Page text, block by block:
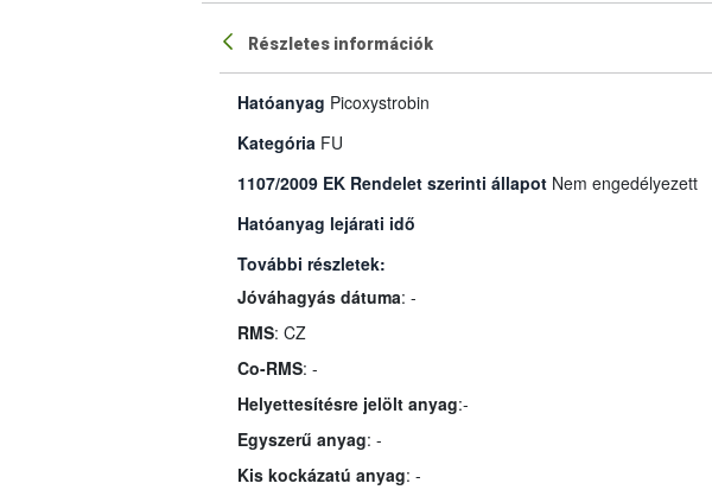
Részletes információk
Hatóanyag Picoxystrobin
Kategória FU
1107/2009 EK Rendelet szerinti állapot Nem engedélyezett
Hatóanyag lejárati idő
További részletek:
Jóváhagyás dátuma: -
RMS: CZ
Co-RMS: -
Helyettesítésre jelölt anyag:-
Egyszerű anyag: -
Kis kockázatú anyag: -